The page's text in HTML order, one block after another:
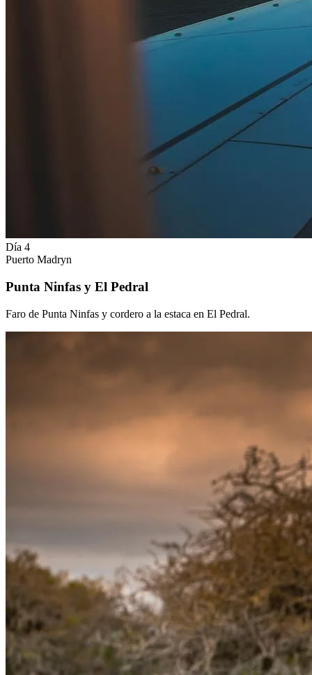
Día 4
Puerto Madryn
Punta Ninfas y El Pedral
Faro de Punta Ninfas y cordero a la estaca en El Pedral.